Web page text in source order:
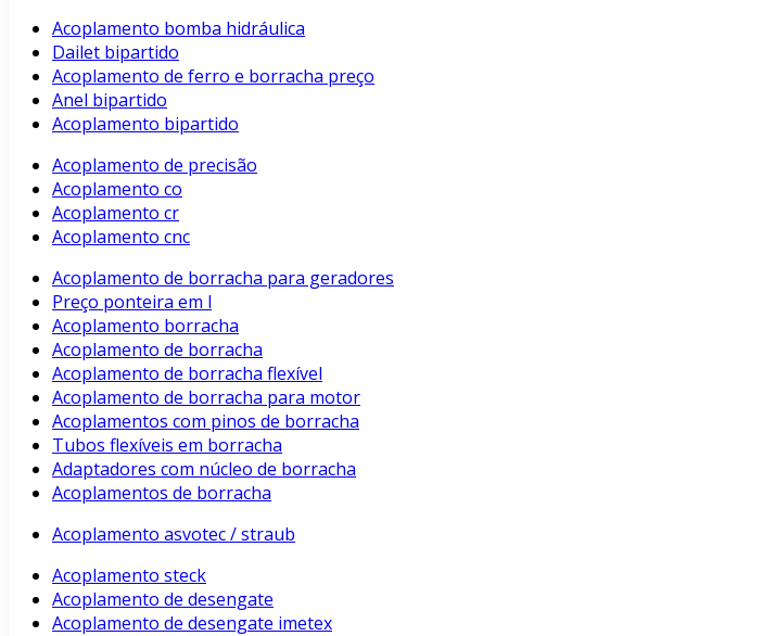
Acoplamento bomba hidráulica
Dailet bipartido
Acoplamento de ferro e borracha preço
Anel bipartido
Acoplamento bipartido
Acoplamento de precisão
Acoplamento co
Acoplamento cr
Acoplamento cnc
Acoplamento de borracha para geradores
Preço ponteira em l
Acoplamento borracha
Acoplamento de borracha
Acoplamento de borracha flexível
Acoplamento de borracha para motor
Acoplamentos com pinos de borracha
Tubos flexíveis em borracha
Adaptadores com núcleo de borracha
Acoplamentos de borracha
Acoplamento asvotec / straub
Acoplamento steck
Acoplamento de desengate
Acoplamento de desengate imetex